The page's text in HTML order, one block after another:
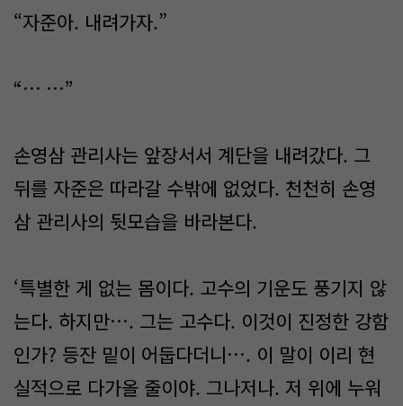
“자준아. 내려가자.”
“… …”
손영삼 관리사는 앞장서서 계단을 내려갔다. 그
뒤를 자준은 따라갈 수밖에 없었다. 천천히 손영
삼 관리사의 뒷모습을 바라본다.
‘특별한 게 없는 몸이다. 고수의 기운도 풍기지 않
는다. 하지만…. 그는 고수다. 이것이 진정한 강함
인가? 등잔 밑이 어둡다더니…. 이 말이 이리 현
실적으로 다가올 줄이야. 그나저나. 저 위에 누워